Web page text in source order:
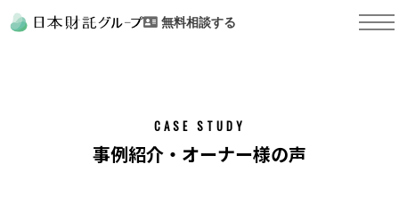
無料相談する
CASE STUDY
事例紹介・オーナー様の声